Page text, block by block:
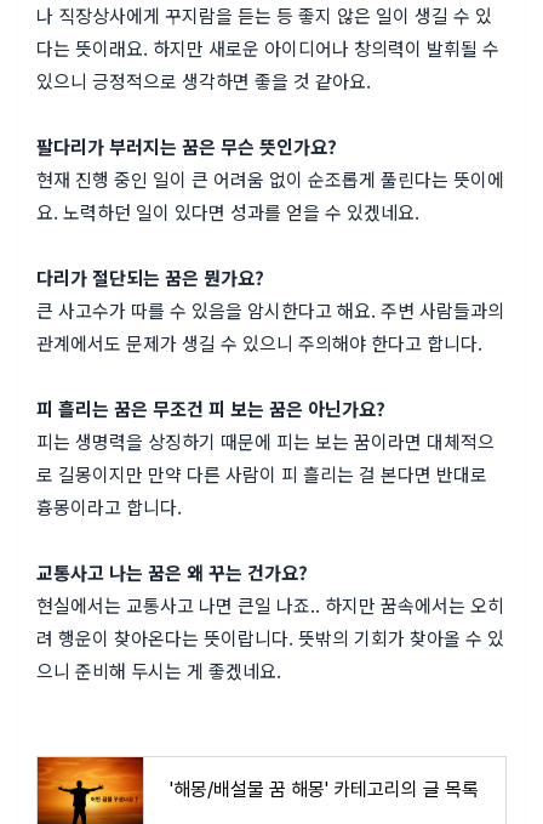
나 직장상사에게 꾸지람을 듣는 등 좋지 않은 일이 생길 수 있
다는 뜻이래요. 하지만 새로운 아이디어나 창의력이 발휘될 수
있으니 긍정적으로 생각하면 좋을 것 같아요.
팔다리가 부러지는 꿈은 무슨 뜻인가요?
현재 진행 중인 일이 큰 어려움 없이 순조롭게 풀린다는 뜻이에
요. 노력하던 일이 있다면 성과를 얻을 수 있겠네요.
다리가 절단되는 꿈은 뭔가요?
큰 사고수가 따를 수 있음을 암시한다고 해요. 주변 사람들과의
관계에서도 문제가 생길 수 있으니 주의해야 한다고 합니다.
피 흘리는 꿈은 무조건 피 보는 꿈은 아닌가요?
피는 생명력을 상징하기 때문에 피는 보는 꿈이라면 대체적으
로 길몽이지만 만약 다른 사람이 피 흘리는 걸 본다면 반대로
흉몽이라고 합니다.
교통사고 나는 꿈은 왜 꾸는 건가요?
현실에서는 교통사고 나면 큰일 나죠.. 하지만 꿈속에서는 오히
려 행운이 찾아온다는 뜻이랍니다. 뜻밖의 기회가 찾아올 수 있
으니 준비해 두시는 게 좋겠네요.
'해몽/배설물 꿈 해몽' 카테고리의 글 목록